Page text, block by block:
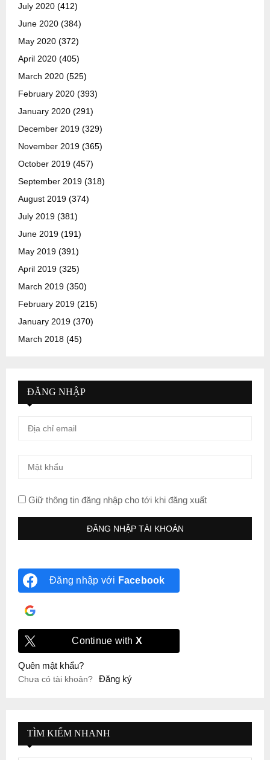
July 2020 (412)
June 2020 (384)
May 2020 (372)
April 2020 (405)
March 2020 (525)
February 2020 (393)
January 2020 (291)
December 2019 (329)
November 2019 (365)
October 2019 (457)
September 2019 (318)
August 2019 (374)
July 2019 (381)
June 2019 (191)
May 2019 (391)
April 2019 (325)
March 2019 (350)
February 2019 (215)
January 2019 (370)
March 2018 (45)
ĐĂNG NHẬP
Giữ thông tin đăng nhập cho tới khi đăng xuất
Đăng nhập với Facebook
Continue with X
Quên mật khẩu?
Chưa có tài khoản? Đăng ký
TÌM KIẾM NHANH